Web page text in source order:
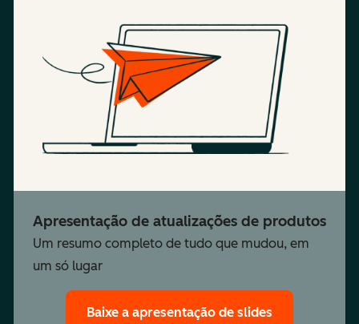
Apresentação de atualizações de produtos
Um resumo completo de tudo que mudou, em
um só lugar
Baixe a apresentação de slides